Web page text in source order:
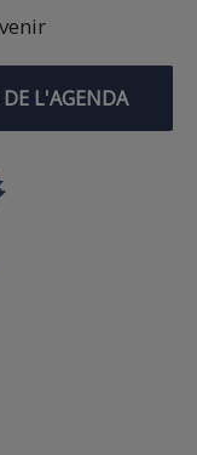
L'AGENDA